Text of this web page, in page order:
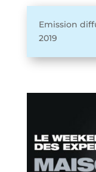
Emission
2019